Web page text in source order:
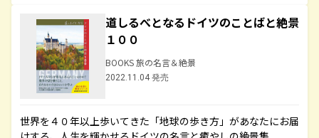
道しるべとなるドイツのことばと絶景
１００
BOOKS 旅の名言＆絶景
2022.11.04 発売
世界を４０年以上歩いてきた「地球の歩き方」があなたにお届